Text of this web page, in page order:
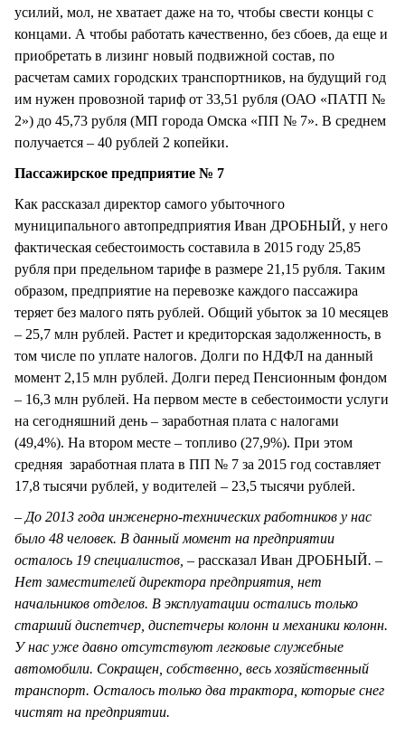
усилий, мол, не хватает даже на то, чтобы свести концы с
концами. А чтобы работать качественно, без сбоев, да еще и
приобретать в лизинг новый подвижной состав, по
расчетам самих городских транспортников, на будущий год
им нужен провозной тариф от 33,51 рубля (ОАО «ПАТП №
2») до 45,73 рубля (МП города Омска «ПП № 7». В среднем
получается – 40 рублей 2 копейки.
Пассажирское предприятие № 7
Как рассказал директор самого убыточного
муниципального автопредприятия Иван ДРОБНЫЙ, у него
фактическая себестоимость составила в 2015 году 25,85
рубля при предельном тарифе в размере 21,15 рубля. Таким
образом, предприятие на перевозке каждого пассажира
теряет без малого пять рублей. Общий убыток за 10 месяцев
– 25,7 млн рублей. Растет и кредиторская задолженность, в
том числе по уплате налогов. Долги по НДФЛ на данный
момент 2,15 млн рублей. Долги перед Пенсионным фондом
– 16,3 млн рублей. На первом месте в себестоимости услуги
на сегодняшний день – заработная плата с налогами
(49,4%). На втором месте – топливо (27,9%). При этом
средняя заработная плата в ПП № 7 за 2015 год составляет
17,8 тысячи рублей, у водителей – 23,5 тысячи рублей.
– До 2013 года инженерно-технических работников у нас
было 48 человек. В данный момент на предприятии
осталось 19 специалистов, – рассказал Иван ДРОБНЫЙ. –
Нет заместителей директора предприятия, нет
начальников отделов. В эксплуатации остались только
старший диспетчер, диспетчеры колонн и механики колонн.
У нас уже давно отсутствуют легковые служебные
автомобили. Сокращен, собственно, весь хозяйственный
транспорт. Осталось только два трактора, которые снег
чистят на предприятии.